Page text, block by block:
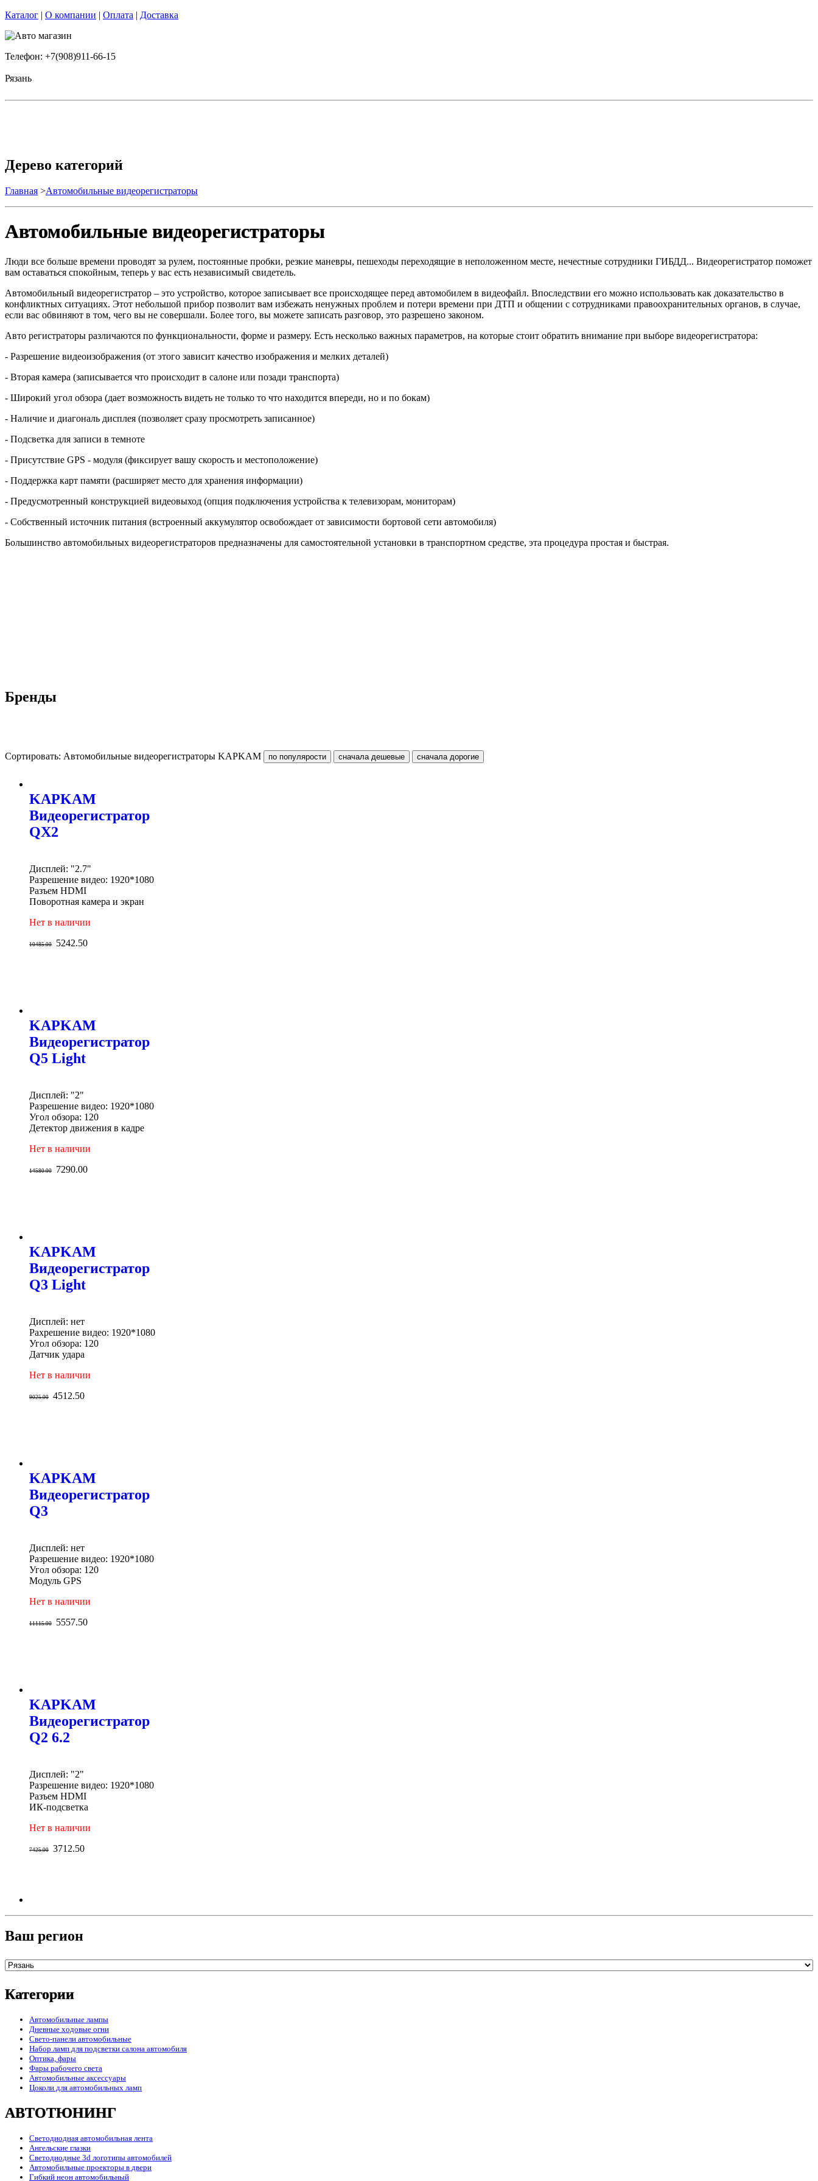
Каталог | О компании | Оплата | Доставка
Телефон: +7(908)911-66-15
Рязань
Дерево категорий
Главная >Автомобильные видеорегистраторы
Автомобильные видеорегистраторы
Люди все больше времени проводят за рулем, постоянные пробки, резкие маневры, пешеходы переходящие в неположенном месте, нечестные сотрудники ГИБДД... Видеорегистратор поможет
вам оставаться спокойным, теперь у вас есть независимый свидетель.
Автомобильный видеорегистратор – это устройство, которое записывает все происходящее перед автомобилем в видеофайл. Впоследствии его можно использовать как доказательство в
конфликтных ситуациях. Этот небольшой прибор позволит вам избежать ненужных проблем и потери времени при ДТП и общении с сотрудниками правоохранительных органов, в случае,
если вас обвиняют в том, чего вы не совершали. Более того, вы можете записать разговор, это разрешено законом.
Авто регистраторы различаются по функциональности, форме и размеру. Есть несколько важных параметров, на которые стоит обратить внимание при выборе видеорегистратора:
- Разрешение видеоизображения (от этого зависит качество изображения и мелких деталей)
- Вторая камера (записывается что происходит в салоне или позади транспорта)
- Широкий угол обзора (дает возможность видеть не только то что находится впереди, но и по бокам)
- Наличие и диагональ дисплея (позволяет сразу просмотреть записанное)
- Подсветка для записи в темноте
- Присутствие GPS - модуля (фиксирует вашу скорость и местоположение)
- Поддержка карт памяти (расширяет место для хранения информации)
- Предусмотренный конструкцией видеовыход (опция подключения устройства к телевизорам, мониторам)
- Собственный источник питания (встроенный аккумулятор освобождает от зависимости бортовой сети автомобиля)
Большинство автомобильных видеорегистраторов предназначены для самостоятельной установки в транспортном средстве, эта процедура простая и быстрая.
Бренды
Сортировать: Автомобильные видеорегистраторы KAPKAM
KAPKAM
Видеорегистратор
QX2
Дисплей: "2.7"
Разрешение видео: 1920*1080
Разъем HDMI
Поворотная камера и экран
Нет в наличии
10485.00 5242.50
KAPKAM
Видеорегистратор
Q5 Light
Дисплей: "2"
Разрешение видео: 1920*1080
Угол обзора: 120
Детектор движения в кадре
Нет в наличии
14580.00 7290.00
KAPKAM
Видеорегистратор
Q3 Light
Дисплей: нет
Рахрешение видео: 1920*1080
Угол обзора: 120
Датчик удара
Нет в наличии
9025.00 4512.50
KAPKAM
Видеорегистратор
Q3
Дисплей: нет
Разрешение видео: 1920*1080
Угол обзора: 120
Модуль GPS
Нет в наличии
11115.00 5557.50
KAPKAM
Видеорегистратор
Q2 6.2
Дисплей: "2"
Разрешение видео: 1920*1080
Разъем HDMI
ИК-подсветка
Нет в наличии
7425.00 3712.50
Ваш регион
Категории
Автомобильные лампы
Дневные ходовые огни
Свето-панели автомобильные
Набор ламп для подсветки салона автомобиля
Оптика, фары
Фары рабочего света
Автомобильные аксессуары
Цоколи для автомобильных ламп
АВТОТЮНИНГ
Светодиодная автомобильная лента
Ангельские глазки
Светодиодные 3d логотипы автомобилей
Автомобильные проекторы в двери
Гибкий неон автомобильный